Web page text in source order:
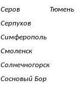
Серов
Тюмень
Серпухов
Симферополь
Смоленск
Солнечногорск
Сосновый Бор